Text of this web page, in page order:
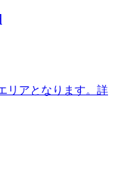
リアとなります。詳